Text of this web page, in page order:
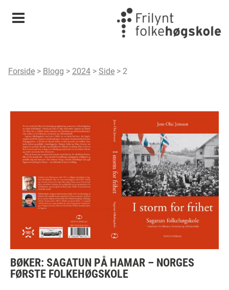
Meny
Forside > Blogg > 2024 >Side > 2
BØKER: SAGATUN PÅ HAMAR – NORGES
FØRSTE FOLKEHØGSKOLE